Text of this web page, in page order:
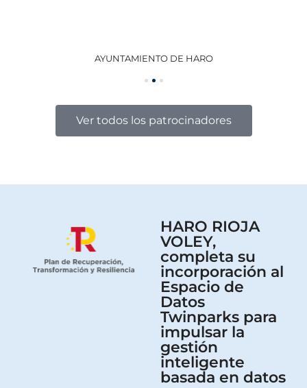
AYUNTAMIENTO DE HARO
Ver todos los patrocinadores
HARO RIOJA
VOLEY,
completa su
incorporación al
Espacio de
Datos
Twinparks para
impulsar la
gestión
inteligente
basada en datos